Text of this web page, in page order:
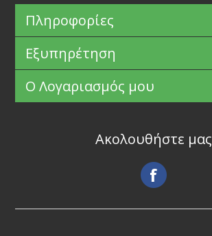
Πληροφορίες
Εξυπηρέτηση
Ο Λογαριασμός μου
Ακολουθήστε μας